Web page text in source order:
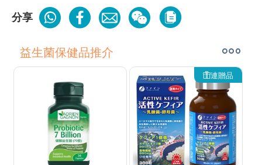
分享
益生菌保健品推介
連贈品